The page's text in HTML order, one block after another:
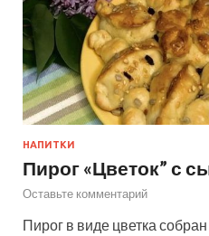
НАПИТКИ
Пирог «Цветок” с
Оставьте комментарий
Пирог в виде цветка